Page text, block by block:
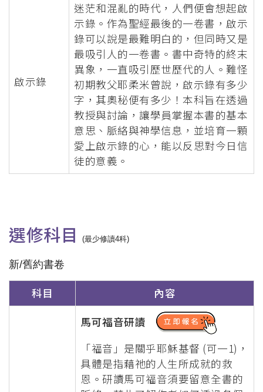
啟示錄
迷茫和混亂的時代，人們便會想起啟
示錄。作為聖經最後的一卷書，啟示
錄可以說是最難明白的，但同時又是
最吸引人的一卷書。書中奇特的終末
異象，一直吸引歷世歷代的人。難怪
初期教父耶柔米曾說，啟示錄有多少
字，其奧秘便有多少！本科旨在透過
教授與討論，讓學員掌握本書的基本
意思、脈絡與神學信息，並培育一顆
愛上啟示錄的心，能以反思對今日信
徒的意義。
選修科目 (最少修讀4科)
新/舊約書卷
科目
內容
馬可福音研讀
「福音」是關乎耶穌基督 (可一1)，
具體是指藉祂的人生所成就的救
恩。研讀馬可福音須要留意全書的